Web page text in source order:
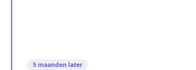
5 maanden later